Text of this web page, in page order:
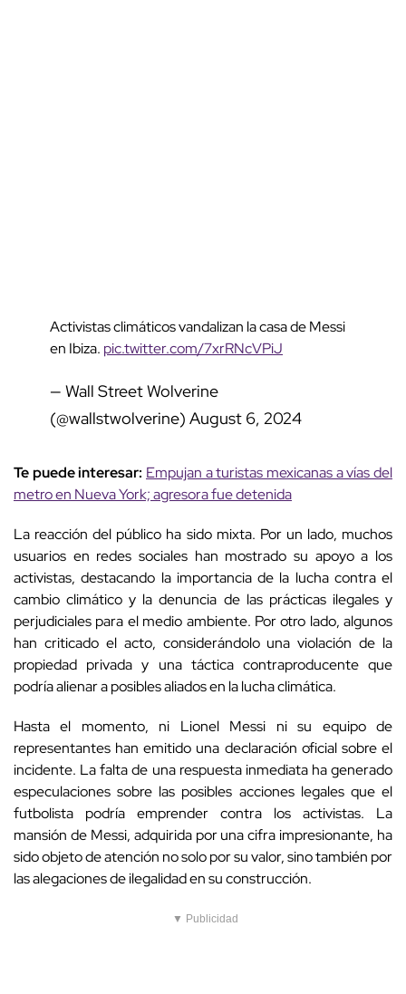
Activistas climáticos vandalizan la casa de Messi
en Ibiza. pic.twitter.com/7xrRNcVPiJ
— Wall Street Wolverine
(@wallstwolverine) August 6, 2024
Te puede interesar: Empujan a turistas mexicanas a vías del
metro en Nueva York; agresora fue detenida
La reacción del público ha sido mixta. Por un lado, muchos
usuarios en redes sociales han mostrado su apoyo a los
activistas, destacando la importancia de la lucha contra el
cambio climático y la denuncia de las prácticas ilegales y
perjudiciales para el medio ambiente. Por otro lado, algunos
han criticado el acto, considerándolo una violación de la
propiedad privada y una táctica contraproducente que
podría alienar a posibles aliados en la lucha climática.
Hasta el momento, ni Lionel Messi ni su equipo de
representantes han emitido una declaración oficial sobre el
incidente. La falta de una respuesta inmediata ha generado
especulaciones sobre las posibles acciones legales que el
futbolista podría emprender contra los activistas. La
mansión de Messi, adquirida por una cifra impresionante, ha
sido objeto de atención no solo por su valor, sino también por
las alegaciones de ilegalidad en su construcción.
▼ Publicidad